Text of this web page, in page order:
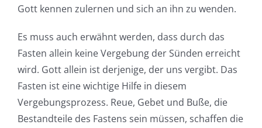
Gott kennen zulernen und sich an ihn zu wenden.
Es muss auch erwähnt werden, dass durch das
Fasten allein keine Vergebung der Sünden erreicht
wird. Gott allein ist derjenige, der uns vergibt. Das
Fasten ist eine wichtige Hilfe in diesem
Vergebungsprozess. Reue, Gebet und Buße, die
Bestandteile des Fastens sein müssen, schaffen die